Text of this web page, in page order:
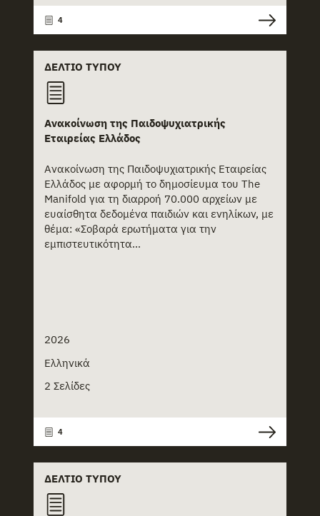
4
ΔΕΛΤΊΟ ΤΎΠΟΥ
Ανακοίνωση της Παιδοψυχιατρικής
Εταιρείας Ελλάδος
Ανακοίνωση της Παιδοψυχιατρικής Εταιρείας
Ελλάδος με αφορμή το δημοσίευμα του The
Manifold για τη διαρροή 70.000 αρχείων με
ευαίσθητα δεδομένα παιδιών και ενηλίκων, με
θέμα: «Σοβαρά ερωτήματα για την
εμπιστευτικότητα...
2026
Ελληνικά
2 Σελίδες
4
ΔΕΛΤΊΟ ΤΎΠΟΥ